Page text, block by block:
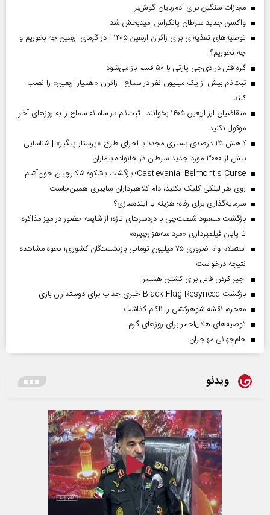
مجازات سنگین برای آدم‌ربایان گوش‌بر
واکسن جدید سرطان پانکراس امیدبخش شد
توصیه‌های تغذیه‌ای برای زائران اربعین ۱۴۰۵ | در گرمای اربعین چه بخوریم و
چه نخوریم؟
گره قتل در دی‌جی پارتی با ۵۰ قسم باز می‌شود
ثبت‌نام بیش از یک میلیون نفر در سماح | زائران «همیار اربعین» را نصب
کنند
متقاضیان ارز اربعین ۱۴۰۵ بخوانند | ثبت‌نام در سامانه سماح را به روز‌های آخر
موکول نکنید
کاهش ۲۵ درصدی بستری مجدد با اجرای طرح «پرستار پیگیر» | شناسایی
بیش از ۳۰۰۰ مورد جدید سرطان در خانواده بیماران
Castlevania: Belmont’s Curse؛ بازگشت باشکوه شکارچیان خون‌آشام
روی هر لینکی کلیک نکنید، دام کلاهبرداران سایبری همین‌جاست
سرمایه‌گذاری برای رفاه؛ هزینه یا آینده‌سازی؟
بازگشت مسعود شصت‌چی با دردسر‌های تازه؛ از شایعه حضور در میز مذاکره
تا پایان فیلمبرداری «مرد سه‌هزارچهره»
استعلام وام ضروری ۷۵ میلیون تومانی بازنشستگان کشوری؛ نحوه مشاهده
نتیجه درخواست
اجیر کردن قاتل برای کشتن همسر!
بازگشت Black Flag Resynced خبری جذاب برای دوستداران بازی
معجزه، نقشه شوهرکشی را ناکام گذاشت
توصیه‌های هلال‌احمر برای روز‌های گرم
جام‌جهانی مهاجران
ویدئو